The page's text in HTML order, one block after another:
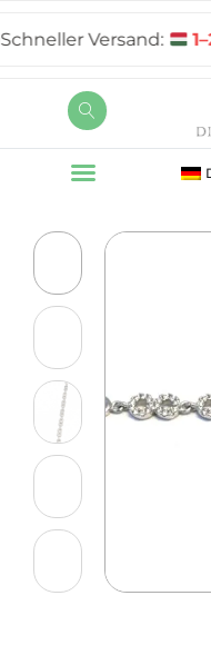
Versand: 1–2